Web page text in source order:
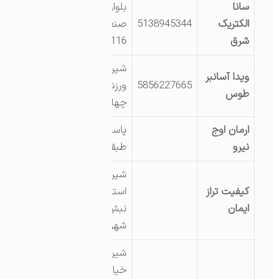
الکتریک
شرق
5138945344
صنعت،قطعه
ویدا آسانبر
طوس
5856227665
شیروان خ
ورزش نبش
چهارراه
ارمان اوج
پاساژپارسا
طبقه دوم
کیفیت تراز
ایمان
شیروان بلوار
استاد شهریار
نبش
شهریار14
شیروان .
خیابان شهریار